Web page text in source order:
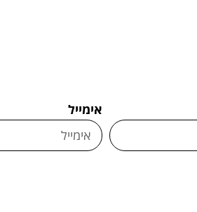
אימייל